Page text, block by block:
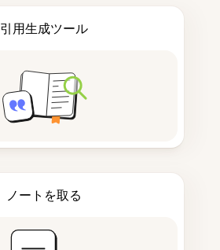
引用生成ツール
ノートを取る